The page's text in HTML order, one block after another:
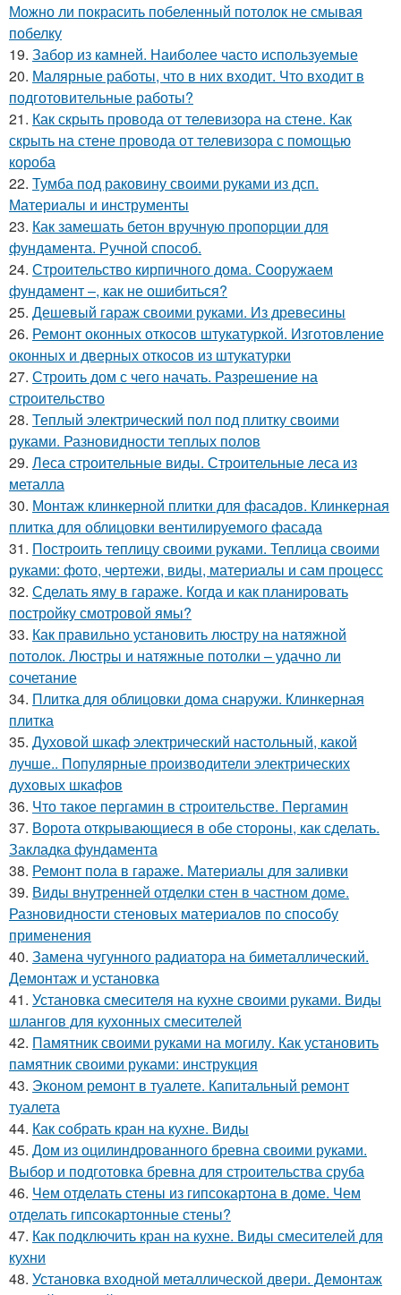
Можно ли покрасить побеленный потолок не смывая
побелку
19. Забор из камней. Наиболее часто используемые
20. Малярные работы, что в них входит. Что входит в
подготовительные работы?
21. Как скрыть провода от телевизора на стене. Как
скрыть на стене провода от телевизора с помощью
короба
22. Тумба под раковину своими руками из дсп.
Материалы и инструменты
23. Как замешать бетон вручную пропорции для
фундамента. Ручной способ.
24. Строительство кирпичного дома. Сооружаем
фундамент –, как не ошибиться?
25. Дешевый гараж своими руками. Из древесины
26. Ремонт оконных откосов штукатуркой. Изготовление
оконных и дверных откосов из штукатурки
27. Строить дом с чего начать. Разрешение на
строительство
28. Теплый электрический пол под плитку своими
руками. Разновидности теплых полов
29. Леса строительные виды. Строительные леса из
металла
30. Монтаж клинкерной плитки для фасадов. Клинкерная
плитка для облицовки вентилируемого фасада
31. Построить теплицу своими руками. Теплица своими
руками: фото, чертежи, виды, материалы и сам процесс
32. Сделать яму в гараже. Когда и как планировать
постройку смотровой ямы?
33. Как правильно установить люстру на натяжной
потолок. Люстры и натяжные потолки – удачно ли
сочетание
34. Плитка для облицовки дома снаружи. Клинкерная
плитка
35. Духовой шкаф электрический настольный, какой
лучше.. Популярные производители электрических
духовых шкафов
36. Что такое пергамин в строительстве. Пергамин
37. Ворота открывающиеся в обе стороны, как сделать.
Закладка фундамента
38. Ремонт пола в гараже. Материалы для заливки
39. Виды внутренней отделки стен в частном доме.
Разновидности стеновых материалов по способу
применения
40. Замена чугунного радиатора на биметаллический.
Демонтаж и установка
41. Установка смесителя на кухне своими руками. Виды
шлангов для кухонных смесителей
42. Памятник своими руками на могилу. Как установить
памятник своими руками: инструкция
43. Эконом ремонт в туалете. Капитальный ремонт
туалета
44. Как собрать кран на кухне. Виды
45. Дом из оцилиндрованного бревна своими руками.
Выбор и подготовка бревна для строительства сруба
46. Чем отделать стены из гипсокартона в доме. Чем
отделать гипсокартонные стены?
47. Как подключить кран на кухне. Виды смесителей для
кухни
48. Установка входной металлической двери. Демонтаж